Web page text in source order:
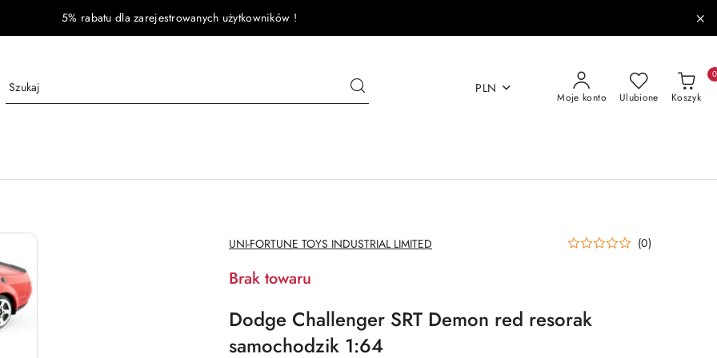
5% rabatu dla zarejestrowanych użytkowników !
PLN
Moje konto Ulubione Koszyk
0
NAZWA
PRODUCENTA:
UNI-FORTUNE TOYS INDUSTRIAL LIMITED (0)
Brak towaru
Dodge Challenger SRT Demon red resorak
samochodzik 1:64